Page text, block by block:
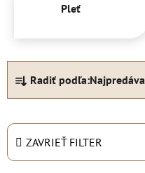
Pleť
R
d
e
i
Radiť podľa:
ZAVRIEŤ FILTER